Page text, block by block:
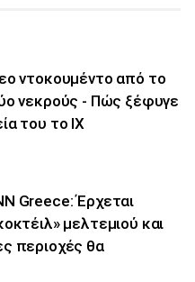
ντοκουμέντο από το
νεκρούς - Πώς ξέφυγε
του το ΙΧ
Greece: Έρχεται
μελτεμιού και
περιοχές θα